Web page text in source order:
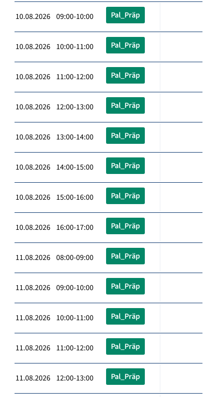
10.08.2026 09:00-10:00 Pal_Präp
10.08.2026 10:00-11:00 Pal_Präp
10.08.2026 11:00-12:00 Pal_Präp
10.08.2026 12:00-13:00 Pal_Präp
10.08.2026 13:00-14:00 Pal_Präp
10.08.2026 14:00-15:00 Pal_Präp
10.08.2026 15:00-16:00 Pal_Präp
10.08.2026 16:00-17:00 Pal_Präp
11.08.2026 08:00-09:00 Pal_Präp
11.08.2026 09:00-10:00 Pal_Präp
11.08.2026 10:00-11:00 Pal_Präp
11.08.2026 11:00-12:00 Pal_Präp
11.08.2026 12:00-13:00 Pal_Präp